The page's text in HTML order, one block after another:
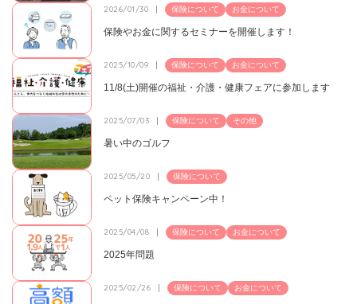
（営業時間9:30〜17:30 ※日曜・祝日・年末年始を除く）
2026/01/30 保険について お金について
保険やお金に関するセミナーを開催します！
2025/10/09 保険について お金について
11/8(土)開催の福祉・介護・健康フェアに参加します
2025/07/03 保険について その他
暑い中のゴルフ
2025/05/20 保険について
ペット保険キャンペーン中！
2025/04/08 保険について お金について
2025年問題
2025/02/26 保険について お金について